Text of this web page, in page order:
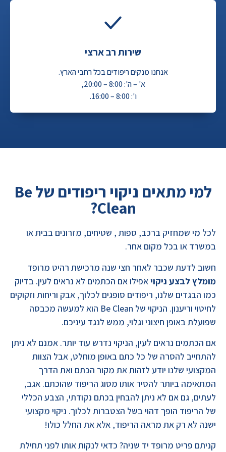
שירות רב ארצי
אנחנו מנקים ריפודים בכל רחבי הארץ.
א' – ה': 8:00 – 20:00,
ו': 8:00 – 16:00.
למי מתאים ניקוי ריפודים של Be
Clean?
לכל מי שמחזיק ברכב, ספות , שטיחים, מזרונים בבית או
במשרד או בכל מקום אחר.
חשוב לדעת שכבר לאחר חצי שנה מרכישת רהיט מרופד
מומלץ לבצע ניקויאפילו אם הכתמים לא נראים לעין. בדיוק
כמו הבגדים שלנו, ריפודים סופגים לכלוך, אבק וריחות וזקוקים
לחיטוי וריענון. הניקוי של Be Clean הוא למעשה מכבסה
שפועלת באופן חיצוני וגלוי, ממש לנגד עיניכם.
אם הכתמים נראים לעין, הניקוי נדרש עוד יותר. אמנם לא ניתן
להתחייב להסרה של כל כתם באופן מוחלט, אבל הצוות
המקצועי שלנו יודע לזהות את מקור הכתם ואת הדרך
המתאימה ביותר להסיר אותו מסוג הריפוד שהוכתם. אגב,
לעתים, גם אם לא ניתן להבחין בכתם נקודתי, הצבע הכללי
של הריפוד הופך דהוי בשל הצטברות לכלוך. ניקוי מקצועי
ישנה לא רק את מראה הריפוד, אלא את החלל כולו!
קניתם פריט מרופד יד שניה? כדאי לנקות אותו לפני תחילת